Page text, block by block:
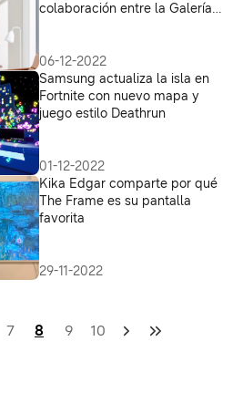
colaboración entre la Galería
mundo el arte del sudeste
asiático
06-12-2022
Samsung actualiza la isla en
Fortnite con nuevo mapa y
juego estilo Deathrun
01-12-2022
Kika Edgar comparte por qué
The Frame es su pantalla
favorita
29-11-2022
7 8 9 10